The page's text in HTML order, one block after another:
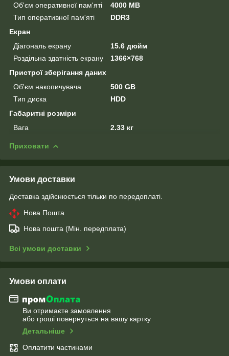
Об'єм оперативної пам'яті
4000 MB
Тип оперативної пам'яті
DDR3
Екран
Діагональ екрану
15.6 дюйм
Роздільна здатність екрану
1366×768
Пристрої зберігання даних
Об'єм накопичувача
500 GB
Тип диска
HDD
Габаритні розміри
Вага
2.33 кг
Приховати
Умови доставки
Доставка здійснюється тільки по передоплаті.
Нова Пошта
Нова пошта (Мін. передплата)
Всі умови доставки
Умови оплати
Ви отримаєте замовлення
або гроші повернуться на вашу картку
Детальніше
Оплатити частинами